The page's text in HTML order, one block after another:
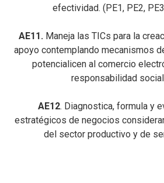
efectividad. (PE1, PE2,
AE11. Maneja las TICs para la
apoyo contemplando mecanismos
potencialicen al comercio
responsabilidad
AE12. Diagnostica, formula y
estratégicos de negocios
del sector productivo y de